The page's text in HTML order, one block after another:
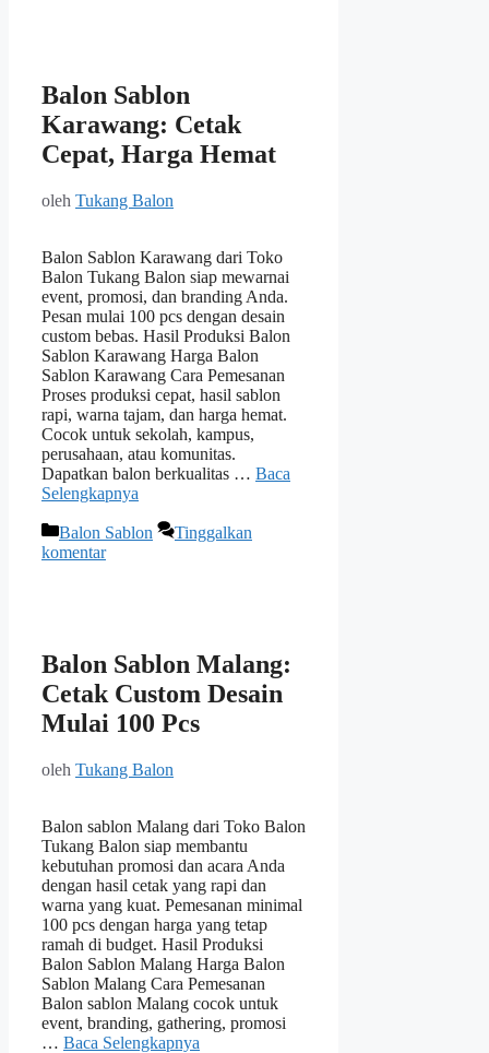
Balon Sablon
Karawang: Cetak
Cepat, Harga Hemat
oleh Tukang Balon
Balon Sablon Karawang dari Toko
Balon Tukang Balon siap mewarnai
event, promosi, dan branding Anda.
Pesan mulai 100 pcs dengan desain
custom bebas. Hasil Produksi Balon
Sablon Karawang Harga Balon
Sablon Karawang Cara Pemesanan
Proses produksi cepat, hasil sablon
rapi, warna tajam, dan harga hemat.
Cocok untuk sekolah, kampus,
perusahaan, atau komunitas.
Dapatkan balon berkualitas … Baca
Selengkapnya
Kategori
Balon Sablon
Tinggalkan
komentar
Balon Sablon Malang:
Cetak Custom Desain
Mulai 100 Pcs
oleh Tukang Balon
Balon sablon Malang dari Toko Balon
Tukang Balon siap membantu
kebutuhan promosi dan acara Anda
dengan hasil cetak yang rapi dan
warna yang kuat. Pemesanan minimal
100 pcs dengan harga yang tetap
ramah di budget. Hasil Produksi
Balon Sablon Malang Harga Balon
Sablon Malang Cara Pemesanan
Balon sablon Malang cocok untuk
event, branding, gathering, promosi
… Baca Selengkapnya